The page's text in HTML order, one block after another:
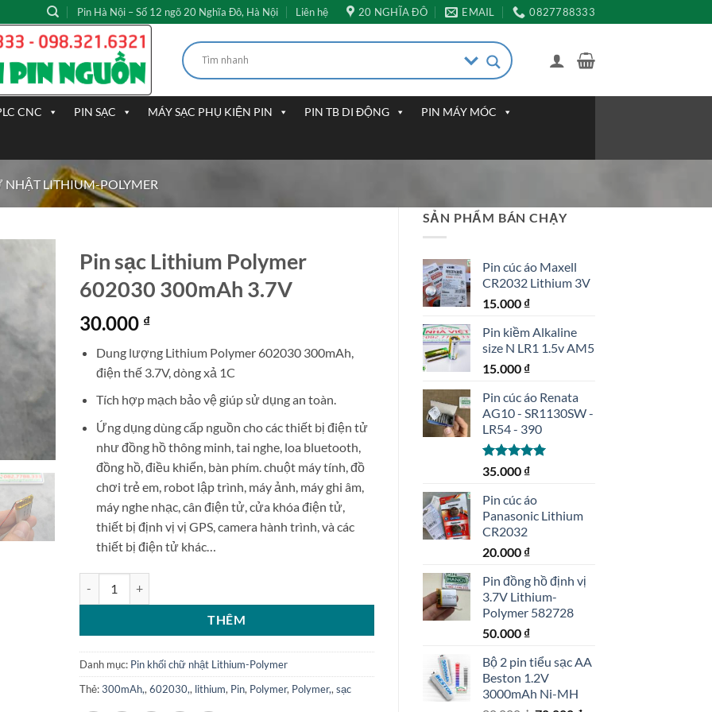
Pin Hà Nội – Số 12 ngõ 20 Nghĩa Đô, Hà Nội Liên hệ 20 NGHĨA ĐÔ EMAIL 0827788333
CNC PIN SẠC MÁY SẠC PHỤ KIỆN PIN PIN TB DI ĐỘNG PIN MÁY MÓC
NHẬT LITHIUM-POLYMER
SẢN PHẨM BÁN CHẠY
Pin cúc áo Maxell
CR2032 Lithium 3V
15.000 ₫
Pin kiềm Alkaline
size N LR1 1.5v AM5
15.000 ₫
Pin cúc áo Renata
AG10 - SR1130SW -
LR54 - 390
Được xếp
5 sao
35.000 ₫
Pin cúc áo
Panasonic Lithium
CR2032
20.000 ₫
Pin đồng hồ định vị
3.7V Lithium-
Polymer 582728
50.000 ₫
Bộ 2 pin tiểu sạc AA
Beston 1.2V
3000mAh Ni-MH
Pin sạc Lithium Polymer
602030 300mAh 3.7V
30.000 ₫
Dung lượng Lithium Polymer 602030 300mAh,
điện thế 3.7V, dòng xả 1C
Tích hợp mạch bảo vệ giúp sử dụng an toàn.
Ứng dụng dùng cấp nguồn cho các thiết bị điện tử
như đồng hồ thông minh, tai nghe, loa bluetooth,
đồng hồ, điều khiển, bàn phím. chuột máy tính, đồ
chơi trẻ em, robot lập trình, máy ảnh, máy ghi âm,
máy nghe nhạc, cân điện tử, cửa khóa điện tử,
thiết bị định vị vị GPS, camera hành trình, và các
thiết bị điện tử khác…
THÊM
Danh mục: Pin khối chữ nhật Lithium-Polymer
Thẻ:300mAh,,602030,, lithium, Pin, Polymer, Polymer,,sạc